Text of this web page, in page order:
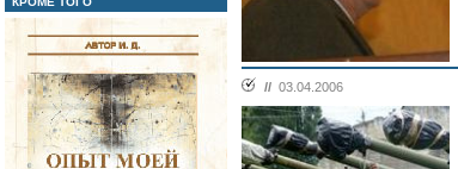
// 03.04.2006